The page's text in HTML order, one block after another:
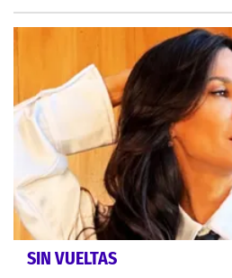
SIN VUELTAS